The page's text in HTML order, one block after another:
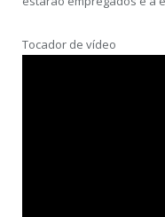
Tocador de vídeo